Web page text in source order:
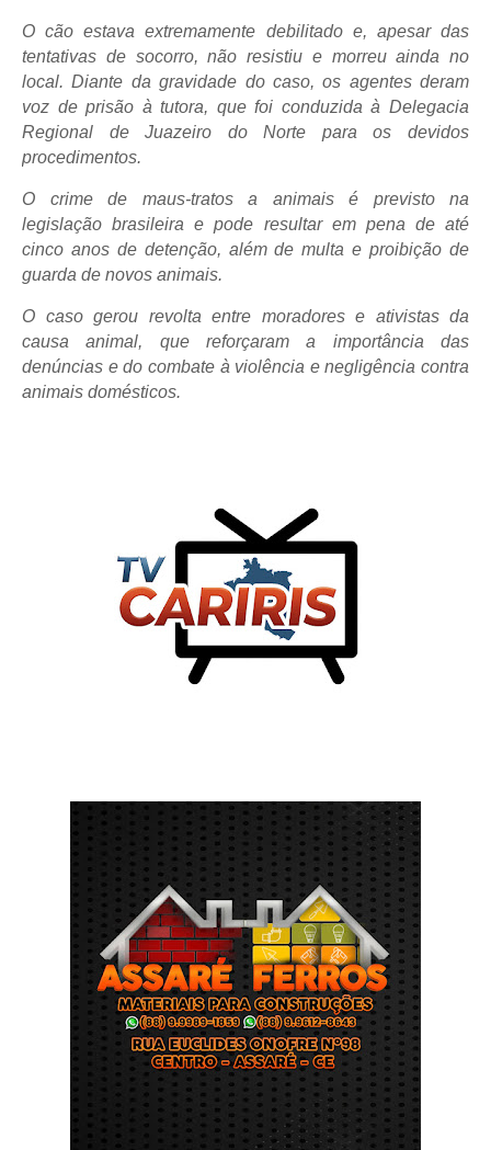
O cão estava extremamente debilitado e, apesar das
tentativas de socorro, não resistiu e morreu ainda no
local. Diante da gravidade do caso, os agentes deram
voz de prisão à tutora, que foi conduzida à Delegacia
Regional de Juazeiro do Norte para os devidos
procedimentos.
O crime de maus-tratos a animais é previsto na
legislação brasileira e pode resultar em pena de até
cinco anos de detenção, além de multa e proibição de
guarda de novos animais.
O caso gerou revolta entre moradores e ativistas da
causa animal, que reforçaram a importância das
denúncias e do combate à violência e negligência contra
animais domésticos.